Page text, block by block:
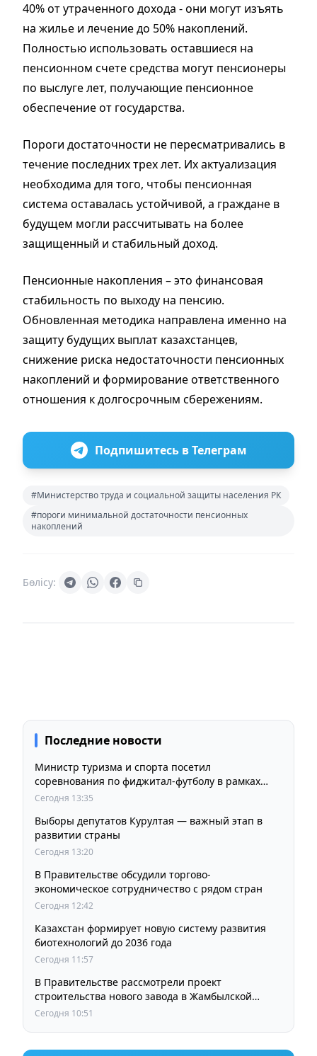
40% от утраченного дохода - они могут изъять
на жилье и лечение до 50% накоплений.
Полностью использовать оставшиеся на
пенсионном счете средства могут пенсионеры
по выслуге лет, получающие пенсионное
обеспечение от государства.
Пороги достаточности не пересматривались в
течение последних трех лет. Их актуализация
необходима для того, чтобы пенсионная
система оставалась устойчивой, а граждане в
будущем могли рассчитывать на более
защищенный и стабильный доход.
Пенсионные накопления – это финансовая
стабильность по выходу на пенсию.
Обновленная методика направлена именно на
защиту будущих выплат казахстанцев,
снижение риска недостаточности пенсионных
накоплений и формирование ответственного
отношения к долгосрочным сбережениям.
Подпишитесь в Телеграм
#Министерство труда и социальной защиты населения РК
#пороги минимальной достаточности пенсионных
накоплений
Бөлісу:
Последние новости
Министр туризма и спорта посетил
соревнования по фиджитал-футболу в рамках
«Игр Будущего 2026»
Сегодня 13:35
Выборы депутатов Курултая — важный этап в
развитии страны
Сегодня 13:20
В Правительстве обсудили торгово-
экономическое сотрудничество с рядом стран
Сегодня 12:42
Казахстан формирует новую систему развития
биотехнологий до 2036 года
Сегодня 11:57
В Правительстве рассмотрели проект
строительства нового завода в Жамбылской
области
Сегодня 10:51